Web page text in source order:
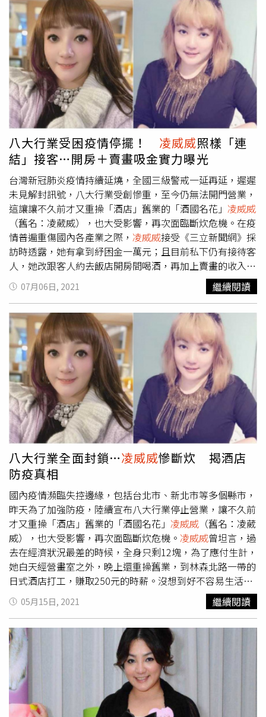
有領到紓困金一萬元，且改約客人到飯店開房間喝酒；再加
上賣畫收入，短時間內不至於斷炊。而她最近對記者透露，
她本來想搬到台中教畫，但後來決定還是留在北部發展。而
談到最新的工作計畫， 凌威威也對媒體表示，她因為有靈異
體質，最近打算兼職來通靈，並提到，「最近我就開始看到
聽到很多另一個世界的聲音和衣服飄過去，我雖然抗拒很
久，但這是關聖帝君的聖示，這是我的任務要去做，也只能
善盡責任。」凌威威坦言，她其實是關雲長三女兒關銀屏轉
世，並提到通靈問事只向有錢人收費，「如果有錢人來問我
投資案，成交的話要讓我抽20%，沒成交就給我18%，有沒
有成我都會知道，如果不給錢，下次就不要來問。」她也強
調，雖然不收窮人費用，但在神明指示下，她會拒絕來試探
以及那些不懷好意的客人上門，秉持服務信念，做好神明交
付給她的任務。
八大行業受困疫情停擺！ 凌威威照樣「連
結」接客…開房＋賣畫吸金實力曝光
台灣新冠肺炎疫情持續延燒，全國三級警戒一延再延，遲遲
未見解封訊號，八大行業受創慘重，至今仍無法開門營業，
這讓讓不久前才又重操「酒店」舊業的「酒國名花」 凌威威
（舊名：凌葳威），也大受影響，再次面臨斷炊危機。在疫
情普遍重傷國內各產業之際， 凌威威接受《三立新聞網》採
訪時透露，她有拿到紓困金一萬元；且目前私下仍有接待客
人，她改跟客人約去飯店開房間喝酒，再加上賣畫的收入，
目前賺約93萬元，收入不至於斷炊。
受訪時提到，現
在飯店有實名制管制，她每次帶客人去開房間喝酒，人數都
不超過5人，所以按照現行法規，就不算是群聚。她強調：
「本來很多生意人都會在那裡開會，秘密會議都是這樣開的
啊！」而凌威威約客人開房間，真的只有純喝酒嗎？她透露
自己會營造氣氛，帶藍芽喇叭去現場放音樂給客人聽，還會
幫他們建立專屬歌單，這陣子已接獲3到4個客人邀約，再加
上賣畫收入，才讓她的生技不至於受到太多影響。不過凌威
威的接客方式，根據現行三級警戒的規定，室內群聚人數須
在5人以下、室外10人以下，這樣說來，凌威威 確實不能算
違法。
07月06日, 2021 繼續閱讀
八大行業全面封鎖…凌威威慘斷炊 揭酒店
防疫真相
國內疫情瀕臨失控邊緣，包括台北市、新北市等多個縣市，
昨天為了加強防疫，陸續宣布八大行業停止營業，讓不久前
才又重操「酒店」舊業的「酒國名花」 凌威威 （舊名：凌葳
威），也大受影響，再次面臨斷炊危機。 凌威威曾坦言，過
去在經濟狀況最差的時候，全身只剩12塊，為了應付生計，
她白天經營畫室之外，晚上還重操舊業，到林森北路一帶的
日式酒店打工，賺取250元的時薪。沒想到好不容易生活變
得穩定，現在疫情又捲土重來，台北市昨天緊急宣布，八大
行業暫停營業，這讓
的酒店收入，也瞬間斷炊。據
《自由時報》報導，凌威威再度陷入經濟危機，家裡冷氣壞
掉，最近還燒6萬元裝2台冷氣，馬桶也壞掉、洗手台也塞
住，修繕負擔沉重，讓她手頭很吃緊。報導中指出，
也透露了一般酒店的實際防疫狀況，她提到，酒店雖然會要
求客人落實實名制並提醒戴口罩，但一進到包廂，客人大多
會喝開，口罩根本戴不住，她表示就算是去夜店也是相同狀
況，她也反問：「神經嗎？不脫（口罩）要怎麼喝酒。」
05月15日, 2021 繼續閱讀